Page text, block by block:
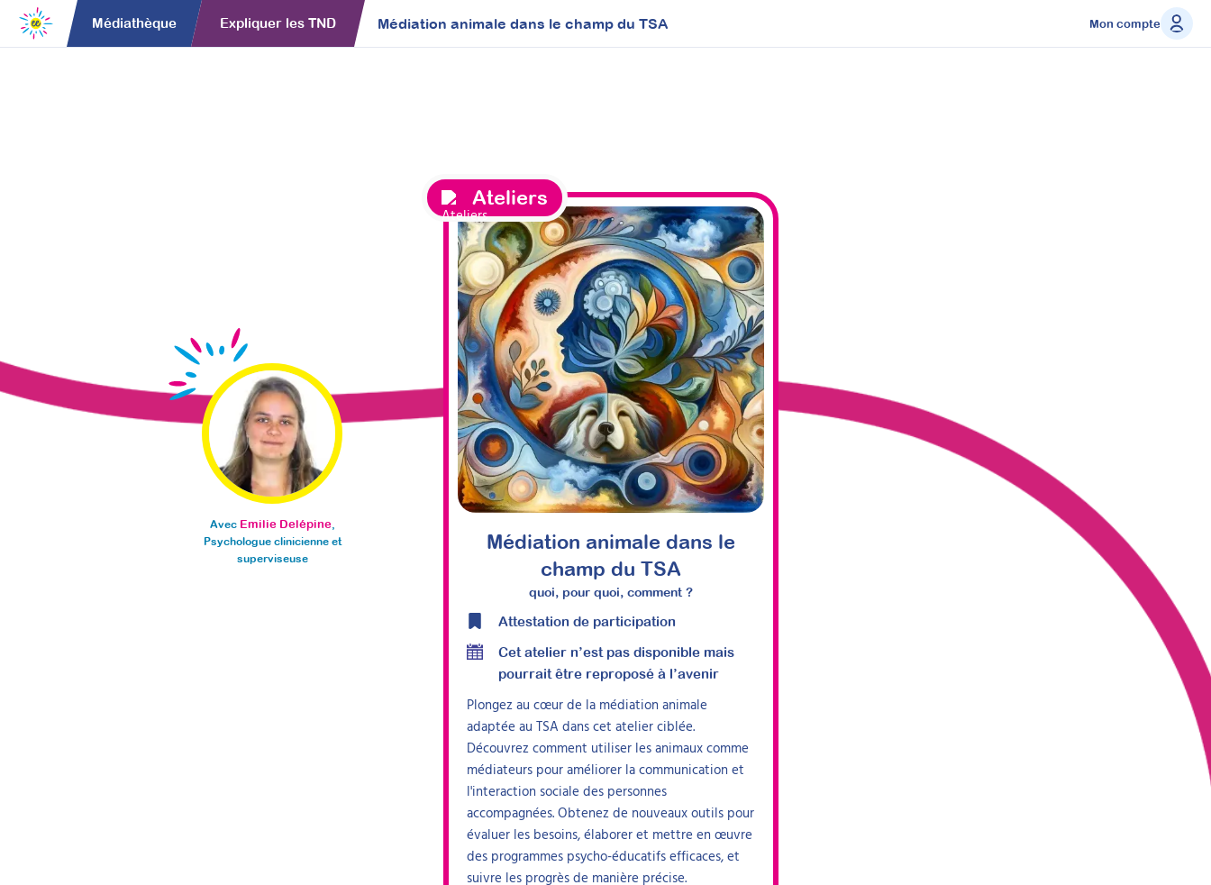
Médiathèque Expliquer les TND Médiation animale dans le champ du TSA Mon compte
Ateliers
Médiation animale dans le
champ du TSA
quoi, pour quoi, comment ?
Attestation de participation
Cet atelier n’est pas disponible mais
pourrait être reproposé à l’avenir
Plongez au cœur de la médiation animale
adaptée au TSA dans cet atelier ciblée.
Découvrez comment utiliser les animaux comme
médiateurs pour améliorer la communication et
l'interaction sociale des personnes
accompagnées. Obtenez de nouveaux outils pour
évaluer les besoins, élaborer et mettre en œuvre
des programmes psycho-éducatifs efficaces, et
suivre les progrès de manière précise.
Avec Emilie Delépine,
Psychologue clinicienne et
superviseuse